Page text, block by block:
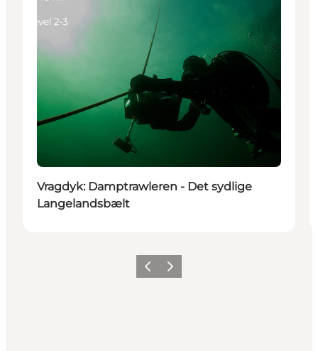
Vragdyk: Damptrawleren - Det sydlige
Langelandsbælt
ForrigeNæste